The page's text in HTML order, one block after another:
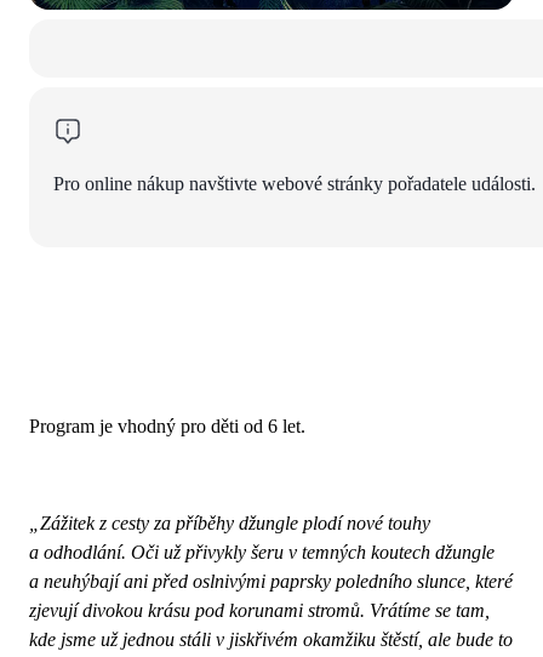
Pro online nákup navštivte webové stránky pořadatele události.
Program je vhodný pro děti od 6 let.
„Zážitek z cesty za příběhy džungle plodí nové touhy
a odhodlání. Oči už přivykly šeru v temných koutech džungle
a neuhýbají ani před oslnivými paprsky poledního slunce, které
zjevují divokou krásu pod korunami stromů. Vrátíme se tam,
kde jsme už jednou stáli v jiskřivém okamžiku štěstí, ale bude to